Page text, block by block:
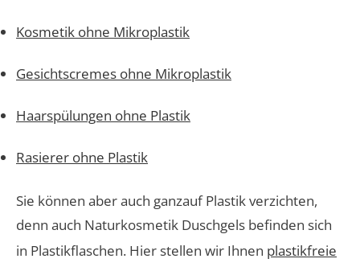
Kosmetik ohne Mikroplastik
Gesichtscremes ohne Mikroplastik
Haarspülungen ohne Plastik
Rasierer ohne Plastik
Sie können aber auch ganzauf Plastik verzichten,
denn auch Naturkosmetik Duschgels befinden sich
in Plastikflaschen. Hier stellen wir Ihnen plastikfreie